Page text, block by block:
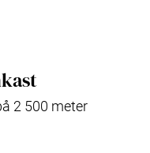
2 500 meter